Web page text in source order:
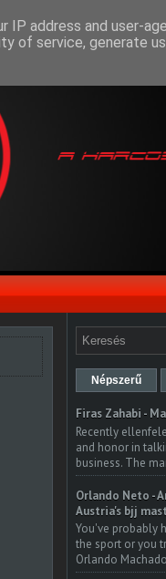
Népszerű
Firas Zahabi -
Recently
and honor in
business. The
Orlando Neto -
Austria's bjj
You've probably
the sport or you
Orlando
IP address and user-
of service, generate